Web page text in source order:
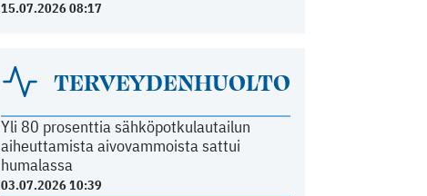
15.07.2026 08:17
TERVEYDENHUOLTO
Yli 80 prosenttia sähköpotkulautailun
aiheuttamista aivovammoista sattui
humalassa
03.07.2026 10:39